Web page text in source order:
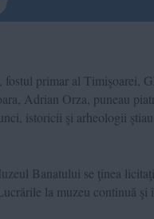
primar al Timişoarei,
Adrian Orza, puneau
istoricii şi arheologii
Banatului se ţinea
la muzeu continuă şi